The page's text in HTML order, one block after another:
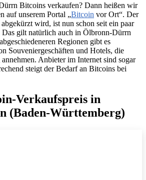
Bitcoins verkaufen? Dann heißen wir
auf unserem Portal „Bitcoin vor Ort“. Der
wird, ist nun schon seit ein paar
Das gilt natürlich auch in Ölbronn-Dürrn
Regionen gibt es
Souveniergeschäften und Hotels, die
Anbieter im Internet sind sogar
steigt der Bedarf an Bitcoins bei
Verkaufspreis in
(Baden-Württemberg)